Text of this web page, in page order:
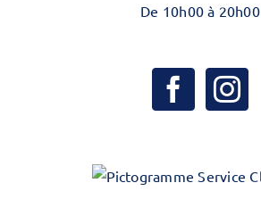
De 10h00 à 20h00